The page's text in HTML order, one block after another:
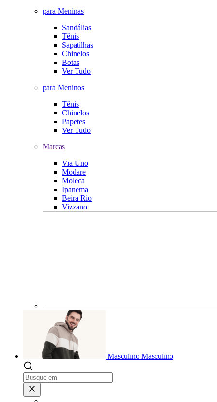
para Meninas
Sandálias
Tênis
Sapatilhas
Chinelos
Botas
Ver Tudo
para Meninos
Tênis
Chinelos
Papetes
Ver Tudo
Marcas
Via Uno
Modare
Moleca
Ipanema
Beira Rio
Vizzano
Masculino Masculino